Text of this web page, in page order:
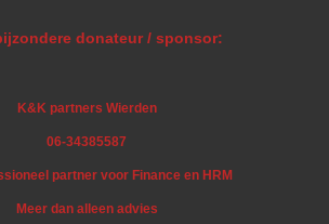
donateur / sponsor:
K&K partners Wierden
06-34385587
partner voor Finance en HRM
Meer dan alleen advies